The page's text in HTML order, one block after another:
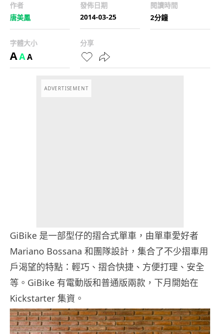
作者
唐美鳳
發佈日期
2014-03-25
閱讀時間
2分鐘
字體大小
AAA
分享
ADVERTISEMENT
GiBike 是一部型仔的摺合式單車，由單車愛好者
Mariano Bossana 和團隊設計，集合了不少摺車用
戶渴望的特點：輕巧、摺合快捷、方便打理、安全
等。GiBike 有電動版和普通版兩款，下月開始在
Kickstarter 集資。